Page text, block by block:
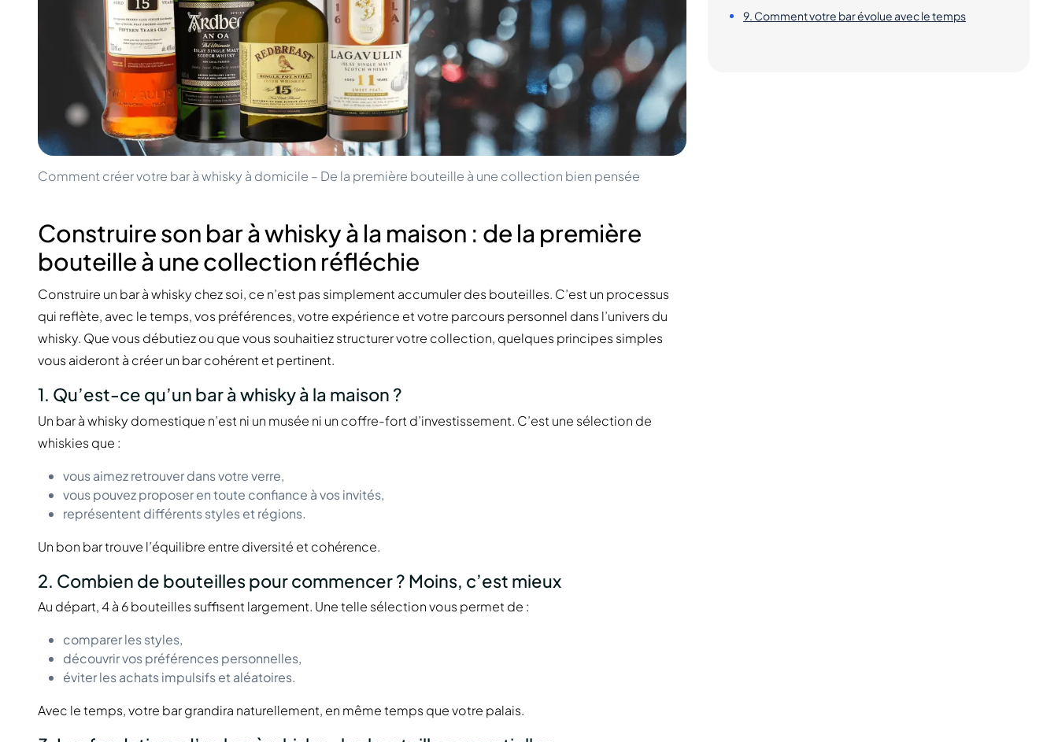
200-500€
Prochaines Sorties
Collections
Favoris des Clients
Rare & de Collection
Éditions Limitées
Distillerie Fermée
Whisky Doux
Diplomatico
Don Julio
Gin Mare
Mangabeiras
Hennessy
Martell
Monkey 47
Remy Martin
Ron Zacapa
Comment créer votre bar à whisky à domicile – De la première bouteille à une collection bien pensée
Construire son bar à whisky à la maison : de la première
bouteille à une collection réfléchie
Construire un bar à whisky chez soi, ce n’est pas simplement accumuler des bouteilles. C’est un processus
qui reflète, avec le temps, vos préférences, votre expérience et votre parcours personnel dans l’univers du
whisky. Que vous débutiez ou que vous souhaitiez structurer votre collection, quelques principes simples
vous aideront à créer un bar cohérent et pertinent.
1. Qu’est-ce qu’un bar à whisky à la maison ?
Un bar à whisky domestique n’est ni un musée ni un coffre-fort d’investissement. C’est une sélection de
whiskies que :
vous aimez retrouver dans votre verre,
vous pouvez proposer en toute confiance à vos invités,
représentent différents styles et régions.
Un bon bar trouve l’équilibre entre diversité et cohérence.
2. Combien de bouteilles pour commencer ? Moins, c’est mieux
Au départ, 4 à 6 bouteilles suffisent largement. Une telle sélection vous permet de :
comparer les styles,
découvrir vos préférences personnelles,
éviter les achats impulsifs et aléatoires.
Avec le temps, votre bar grandira naturellement, en même temps que votre palais.
9. Comment votre bar évolue avec le temps